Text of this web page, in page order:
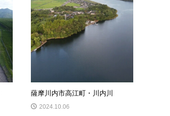
薩摩川内市高江町・川内川
2024.10.06